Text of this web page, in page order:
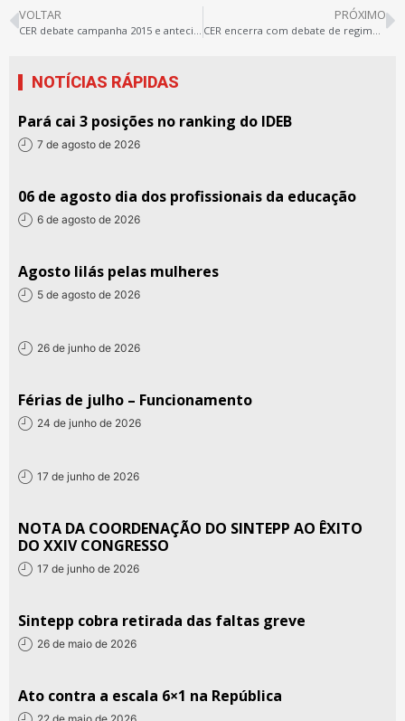
VOLTAR PRÓXIMO
NOTÍCIAS RÁPIDAS
Pará cai 3 posições no ranking do IDEB
7 de agosto de 2026
06 de agosto dia dos profissionais da educação
6 de agosto de 2026
Agosto lilás pelas mulheres
5 de agosto de 2026
26 de junho de 2026
Férias de julho – Funcionamento
24 de junho de 2026
17 de junho de 2026
NOTA DA COORDENAÇÃO DO SINTEPP AO ÊXITO
DO XXIV CONGRESSO
17 de junho de 2026
Sintepp cobra retirada das faltas greve
26 de maio de 2026
Ato contra a escala 6×1 na República